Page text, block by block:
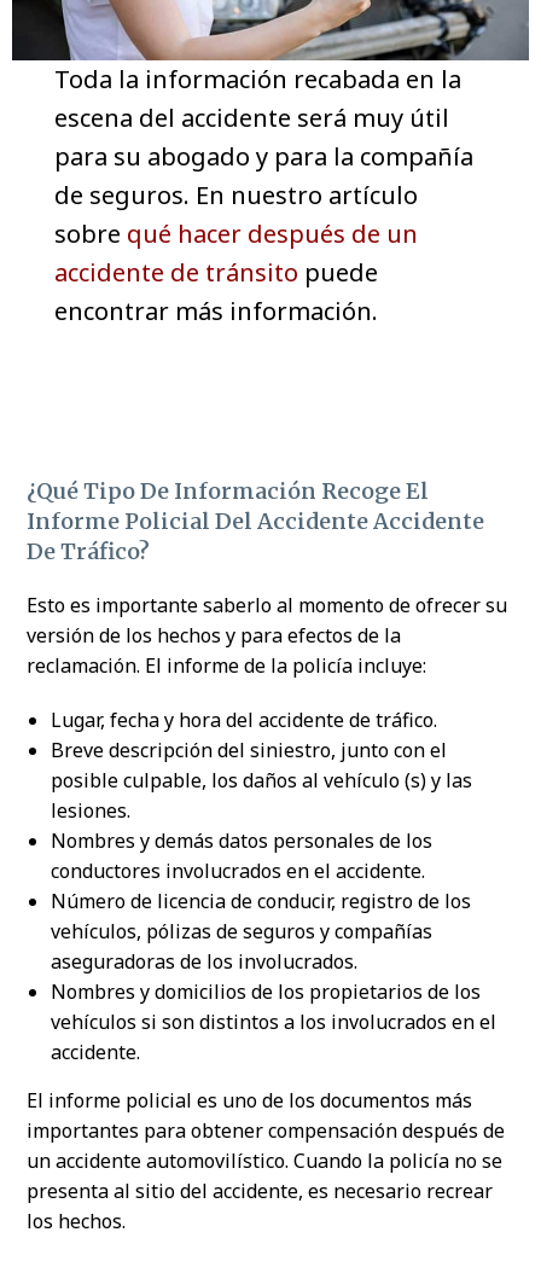
Toda la información recabada en la
escena del accidente será muy útil
para su abogado y para la compañía
de seguros. En nuestro artículo
sobre qué hacer después de un
accidente de tránsito puede
encontrar más información.
¿Qué Tipo De Información Recoge El
Informe Policial Del Accidente Accidente
De Tráfico?
Esto es importante saberlo al momento de ofrecer su
versión de los hechos y para efectos de la
reclamación. El informe de la policía incluye:
Lugar, fecha y hora del accidente de tráfico.
Breve descripción del siniestro, junto con el
posible culpable, los daños al vehículo (s) y las
lesiones.
Nombres y demás datos personales de los
conductores involucrados en el accidente.
Número de licencia de conducir, registro de los
vehículos, pólizas de seguros y compañías
aseguradoras de los involucrados.
Nombres y domicilios de los propietarios de los
vehículos si son distintos a los involucrados en el
accidente.
El informe policial es uno de los documentos más
importantes para obtener compensación después de
un accidente automovilístico. Cuando la policía no se
presenta al sitio del accidente, es necesario recrear
los hechos.